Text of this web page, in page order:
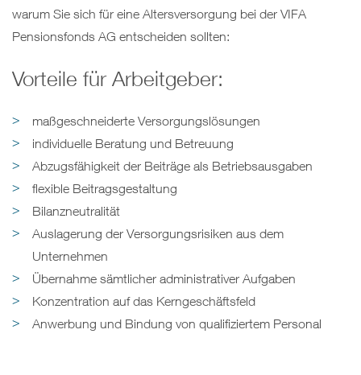
warum Sie sich für eine Altersversorgung bei der VIFA
Pensionsfonds AG entscheiden sollten:
Vorteile für Arbeitgeber:
maßgeschneiderte Versorgungslösungen
individuelle Beratung und Betreuung
Abzugsfähigkeit der Beiträge als Betriebsausgaben
flexible Beitragsgestaltung
Bilanzneutralität
Auslagerung der Versorgungsrisiken aus dem
Unternehmen
Übernahme sämtlicher administrativer Aufgaben
Konzentration auf das Kerngeschäftsfeld
Anwerbung und Bindung von qualifiziertem Personal